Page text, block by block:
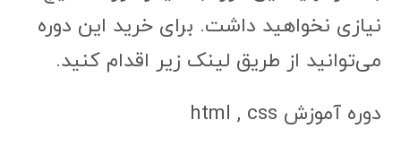
نیازی نخواهید داشت. برای خرید این دوره
می‌توانید از طریق لینک زیر اقدام کنید.
دوره آموزش html , css